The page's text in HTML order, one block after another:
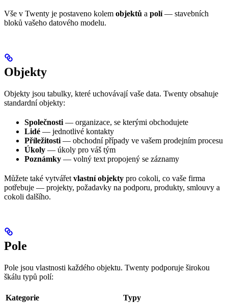
Vše v Twenty je postaveno kolem objektů a polí— stavebních
bloků vašeho datového modelu.
Objekty
Objekty jsou tabulky, které uchovávají vaše data. Twenty obsahuje
standardní objekty:
Společnosti — organizace, se kterými obchodujete
Lidé — jednotlivé kontakty
Příležitosti — obchodní případy ve vašem prodejním procesu
Úkoly — úkoly pro váš tým
Poznámky — volný text propojený se záznamy
Můžete také vytvářet vlastní objekty pro cokoli, co vaše firma
potřebuje — projekty, požadavky na podporu, produkty, smlouvy a
cokoli dalšího.
Pole
Pole jsou vlastnosti každého objektu. Twenty podporuje širokou
škálu typů polí:
Kategorie
Typy